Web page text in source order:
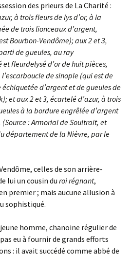
des prieurs de La Charité :
à trois fleurs de lys d’or, à la
de trois lionceaux d’argent,
Bourbon-Vendôme); aux 2 et 3,
de gueules, au ray
fleurdelysé d’or de huit pièces,
de sinople (qui est de
échiquetée d’argent et de gueules de
et aux 2 et 3, écartelé d’azur, à trois
à la bordure engrêlée d’argent
(Source : Armorial de Soultrait, et
département de la Nièvre, par le
celles de son arrière-
lui un cousin du roi régnant,
premier ; mais aucune allusion à
sophistiqué.
homme, chanoine régulier de
eu à fournir de grands efforts
: il avait succédé comme abbé de